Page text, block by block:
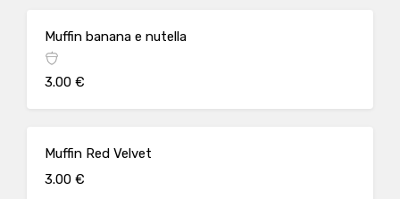
Muffin banana e nutella
3.00 €
Muffin Red Velvet
3.00 €